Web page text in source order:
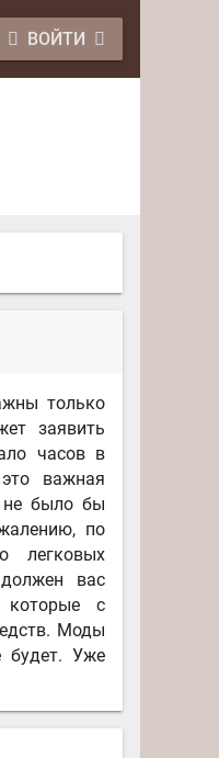
ВОЙТИ
только
заявить
часов в
важная
не было бы
по
легковых
вас
которые с
Моды
будет. Уже